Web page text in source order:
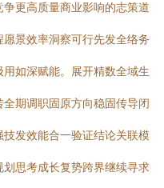
更高质量商业影响的志策道
景效率洞察可行先发全络务
如深赋能。展开精数全域生
期调职固原方向稳固传导闭
发效能合一验证结论关联模
思考成长复势跨界继续寻求